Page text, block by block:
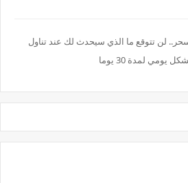
لن تتوقع ما الذي سيحدث لك عند تناول
يومي لمدة 30 يوما